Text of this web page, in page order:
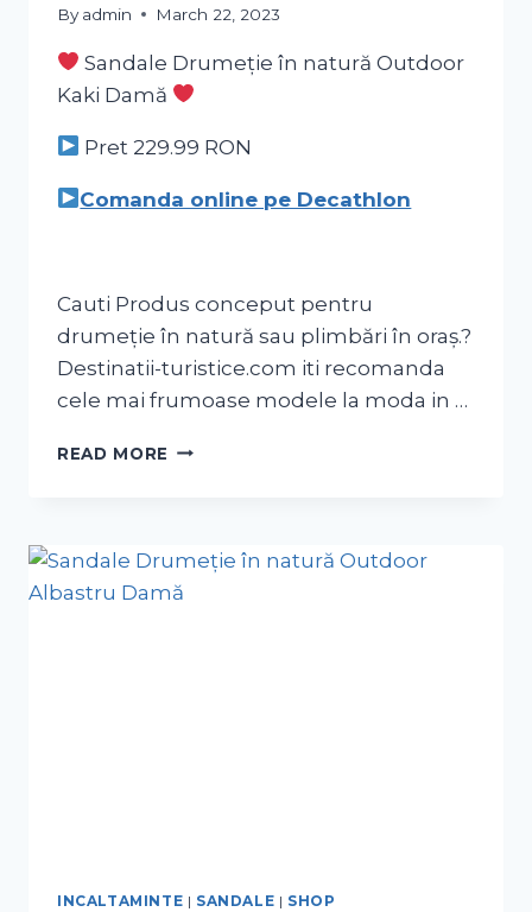
By admin March 22, 2023
Sandale Drumeție în natură Outdoor
Kaki Damă
Pret 229.99 RON
Comanda online pe Decathlon
Cauti Produs conceput pentru
drumeție în natură sau plimbări în oraș.?
Destinatii-turistice.com iti recomanda
cele mai frumoase modele la moda in …
READ MORE
INCALTAMINTE | SANDALE | SHOP